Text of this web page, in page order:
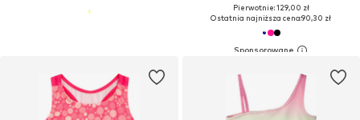
Pierwotnie: 129,00 zł
Ostatnia najniższa cena:90,30 zł